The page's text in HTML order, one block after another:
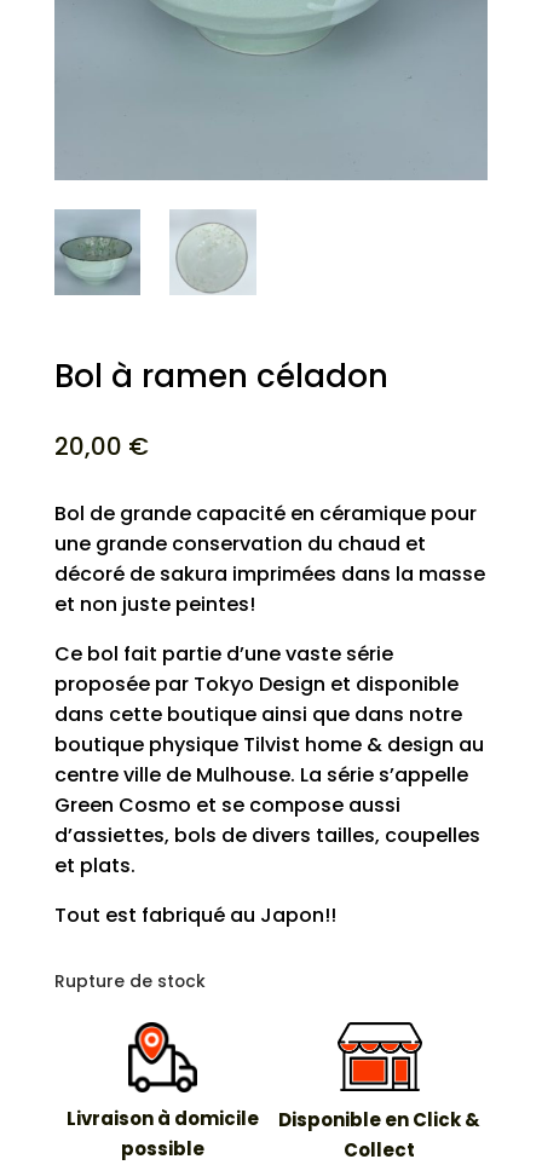
Bol à ramen céladon
20,00 €
Bol de grande capacité en céramique pour
une grande conservation du chaud et
décoré de sakura imprimées dans la masse
et non juste peintes!
Ce bol fait partie d’une vaste série
proposée par Tokyo Design et disponible
dans cette boutique ainsi que dans notre
boutique physique Tilvist home & design au
centre ville de Mulhouse. La série s’appelle
Green Cosmo et se compose aussi
d’assiettes, bols de divers tailles, coupelles
et plats.
Tout est fabriqué au Japon!!
Rupture de stock
Livraison à domicile
possible
Disponible en Click &
Collect